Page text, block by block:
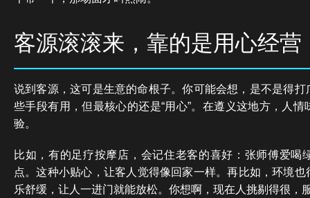
客源滚滚来，靠的是用心经营
说到客源，这可是生意的命根子。你可能会想，是不是得
些手段有用，但最核心的还是“用心”。在遵义这地方，人
验。
比如，有的足疗按摩店，会记住老客的喜好：张师傅爱喝
点。这种小贴心，让客人觉得像回家一样。再比如，环境
乐舒缓，让人一进门就能放松。你想啊，现在人挑剔得很，